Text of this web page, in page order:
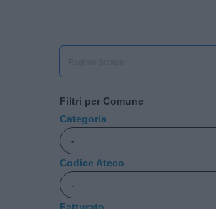
Filtri per Comune
Categoria
Codice Ateco